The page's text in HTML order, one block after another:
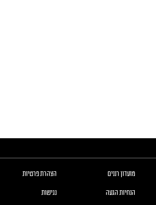
העמוד
עם קישורי תפריט
מועדון רננים
הנחיות הגעה
הצהרת פרטיות
נגישות